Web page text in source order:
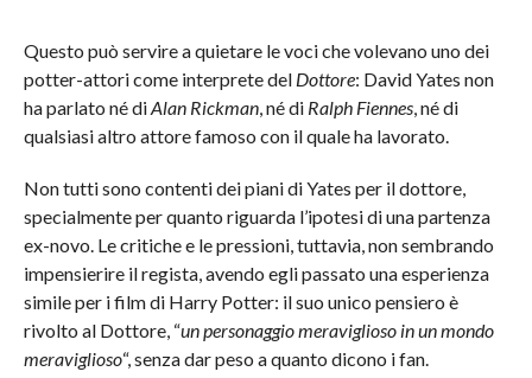
Questo può servire a quietare le voci che volevano uno dei
potter-attori come interprete del Dottore: David Yates non
ha parlato né diAlan Rickman, né di Ralph Fiennes, né di
qualsiasi altro attore famoso con il quale ha lavorato.
Non tutti sono contenti dei piani di Yates per il dottore,
specialmente per quanto riguarda l’ipotesi di una partenza
ex-novo. Le critiche e le pressioni, tuttavia, non sembrando
impensierire il regista, avendo egli passato una esperienza
simile per i film di Harry Potter: il suo unico pensiero è
rivolto al Dottore, “un personaggio meraviglioso in un mondo
meraviglioso“, senza dar peso a quanto dicono i fan.